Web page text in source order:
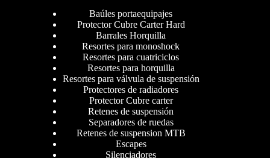
Baúles portaequipajes
Protector Cubre Carter Hard
Barrales Horquilla
Resortes para monoshock
Resortes para cuatriciclos
Resortes para horquilla
Resortes para válvula de suspensión
Protectores de radiadores
Protector Cubre carter
Retenes de suspensión
Separadores de ruedas
Retenes de suspension MTB
Escapes
Silenciadores